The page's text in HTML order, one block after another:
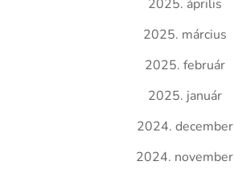
2025. április
2025. március
2025. február
2025. január
2024. december
2024. november